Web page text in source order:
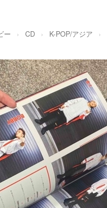
ー CD K-POP/アジア